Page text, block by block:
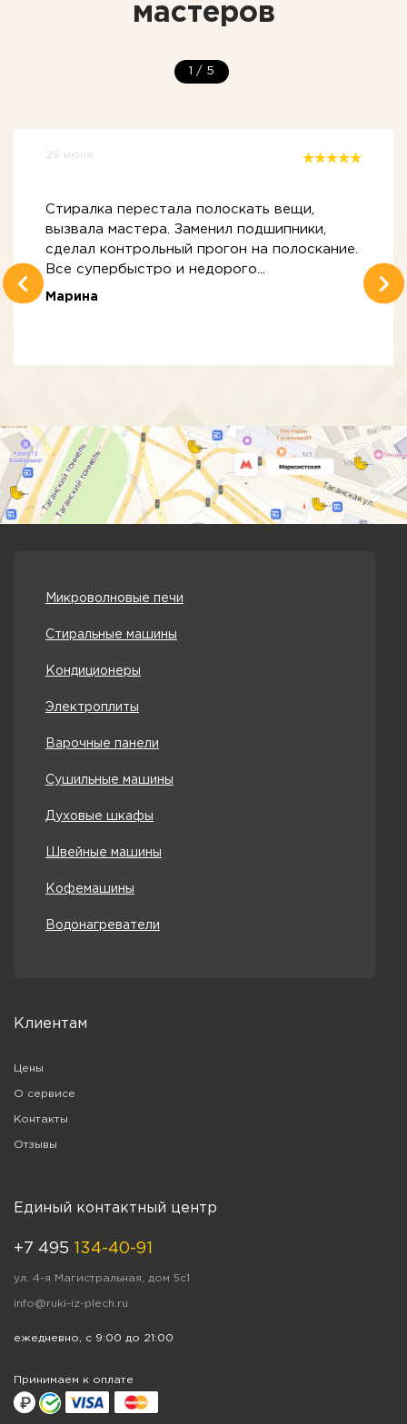
мастеров
1 / 5
29 июня
Стиралка перестала полоскать вещи,
вызвала мастера. Заменил подшипники,
сделал контрольный прогон на полоскание.
Все супербыстро и недорого...
Марина
Микроволновые печи
Стиральные машины
Кондиционеры
Электроплиты
Варочные панели
Сушильные машины
Духовые шкафы
Швейные машины
Кофемашины
Водонагреватели
Клиентам
Цены
О сервисе
Контакты
Отзывы
Единый контактный центр
+7 495 134-40-91
ул. 4-я Магистральная, дом 5с1
info@ruki-iz-plech.ru
ежедневно, с 9:00 до 21:00
Принимаем к оплате